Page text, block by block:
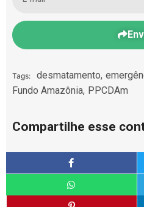
Tags: desmatamento,
Fundo Amazônia, PPCDAm
Compartilhe esse